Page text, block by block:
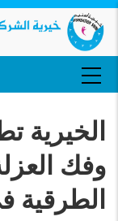
تجاوز
إلى
المحتوى
الرئيسيMAIN
NAVIGATION
الخيرية
وفك
الطرقية